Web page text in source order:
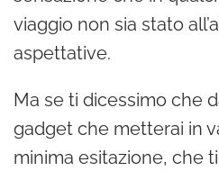
viaggio non sia stato
aspettative.
Ma se ti dicessimo che
gadget che metterai in
minima esitazione, che